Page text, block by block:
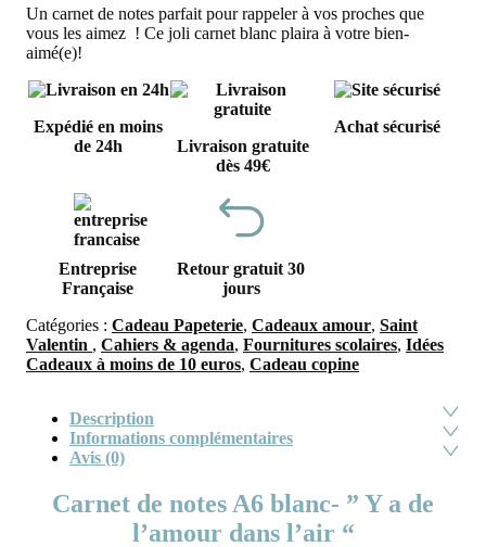
Un carnet de notes parfait pour rappeler à vos proches que
vous les aimez ! Ce joli carnet blanc plaira à votre bien-
aimé(e)!
Expédié en moins
de 24h
Livraison gratuite
dès 49€
Achat sécurisé
Entreprise
Française
Retour gratuit 30
jours
Catégories : Cadeau Papeterie, Cadeaux amour, Saint
Valentin , Cahiers & agenda, Fournitures scolaires, Idées
Cadeaux à moins de 10 euros, Cadeau copine
Description
Informations complémentaires
Avis (0)
Carnet de notes A6 blanc- ” Y a de
l’amour dans l’air “